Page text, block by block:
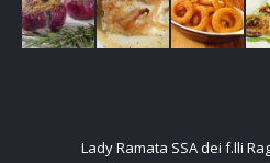
Lady Ramata SSA dei f.lli